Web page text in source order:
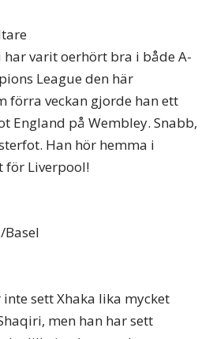
har varit oerhört bra i både A-
League den här
förra veckan gjorde han ett
England på Wembley. Snabb,
Han hör hemma i
för Liverpool!
Basel
inte sett Xhaka lika mycket
men han har sett